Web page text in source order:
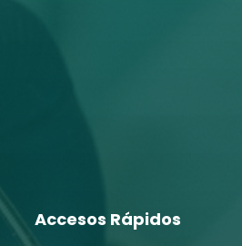
Accesos Rápidos